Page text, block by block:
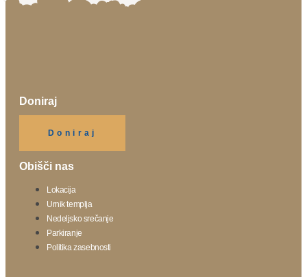
Doniraj
Doniraj
Obišči nas
Lokacija
Urnik templja
Nedeljsko srečanje
Parkiranje
Politika zasebnosti